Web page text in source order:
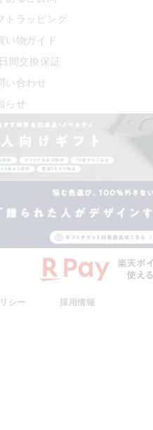
トラッピング
い物ガイド
間交換保証
い合わせ
らせ
シー 採用情報